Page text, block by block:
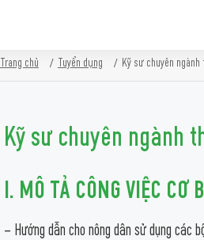
Trang chủ Tuyển dụng Kỹ sư chuyên
Kỹ sư chuyên ngành
I. MÔ TẢ CÔNG VIỆC CƠ
– Hướng dẫn cho nông dân sử dụng các